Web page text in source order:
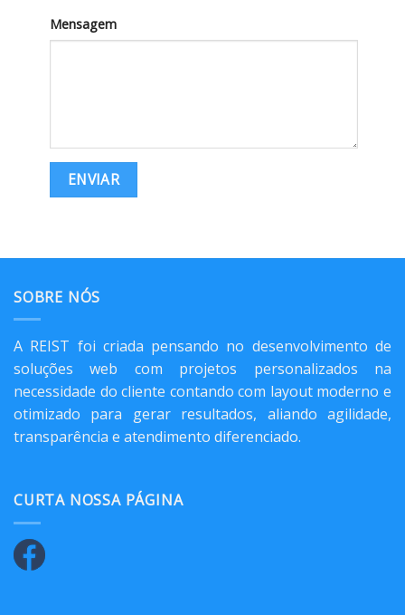
Mensagem
SOBRE NÓS
A REIST foi criada pensando no desenvolvimento de
soluções web com projetos personalizados na
necessidade do cliente contando com layout moderno e
otimizado para gerar resultados, aliando agilidade,
transparência e atendimento diferenciado.
CURTA NOSSA PÁGINA